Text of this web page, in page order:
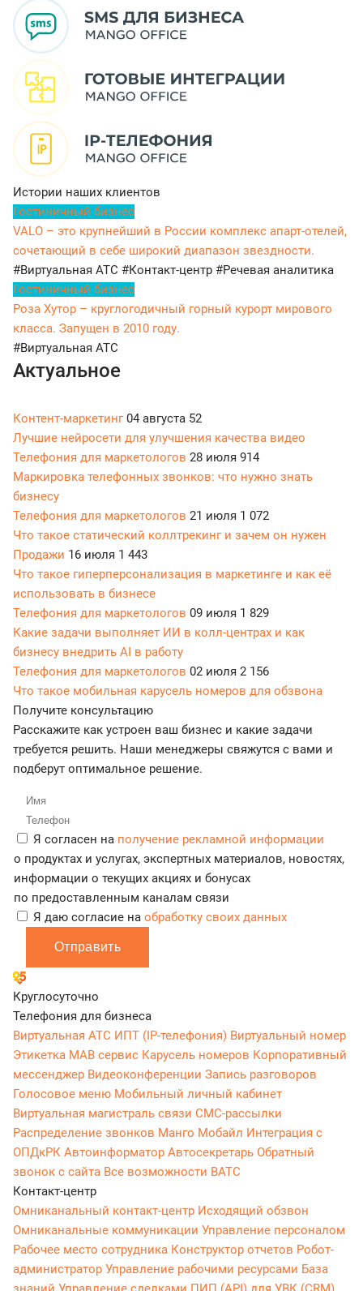
Истории наших клиентов
Гостиничный бизнес
VALO – это крупнейший в России комплекс апарт-отелей,
сочетающий в себе широкий диапазон звездности.
#Виртуальная АТС #Контакт-центр #Речевая аналитика
Гостиничный бизнес
Роза Хутор – круглогодичный горный курорт мирового
класса. Запущен в 2010 году.
#Виртуальная АТС
Актуальное
Контент-маркетинг04 августа 52
Лучшие нейросети для улучшения качества видео
Телефония для маркетологов 28 июля 914
Маркировка телефонных звонков: что нужно знать
бизнесу
Телефония для маркетологов 21 июля 1 072
Что такое статический коллтрекинг и зачем он нужен
Продажи 16 июля 1 443
Что такое гиперперсонализация в маркетинге и как её
использовать в бизнесе
Телефония для маркетологов 09 июля 1 829
Какие задачи выполняет ИИ в колл-центрах и как
бизнесу внедрить AI в работу
Телефония для маркетологов 02 июля 2 156
Что такое мобильная карусель номеров для обзвона
Получите консультацию
Расскажите как устроен ваш бизнес и какие задачи
требуется решить. Наши менеджеры свяжутся с вами и
подберут оптимальное решение.
Я согласен на получение рекламной информации
о продуктах и услугах, экспертных материалов, новостях,
информации о текущих акциях и бонусах
по предоставленным каналам связи
Я даю согласие на обработку своих данных
Отправить
Круглосуточно
Телефония для бизнеса
Виртуальная АТС ИПТ (IP-телефония) Виртуальный номер
Этикетка МАВ сервис Карусель номеров Корпоративный
мессенджер Видеоконференции Запись разговоров
Голосовое меню Мобильный личный кабинет
Виртуальная магистраль связи СМС-рассылки
Распределение звонков Манго Мобайл Интеграция с
ОПДкРК Автоинформатор Автосекретарь Обратный
звонок с сайта Все возможности ВАТС
Контакт-центр
Омниканальный контакт-центр Исходящий обзвон
Омниканальные коммуникации Управление персоналом
Рабочее место сотрудника Конструктор отчетов Робот-
администратор Управление рабочими ресурсами База